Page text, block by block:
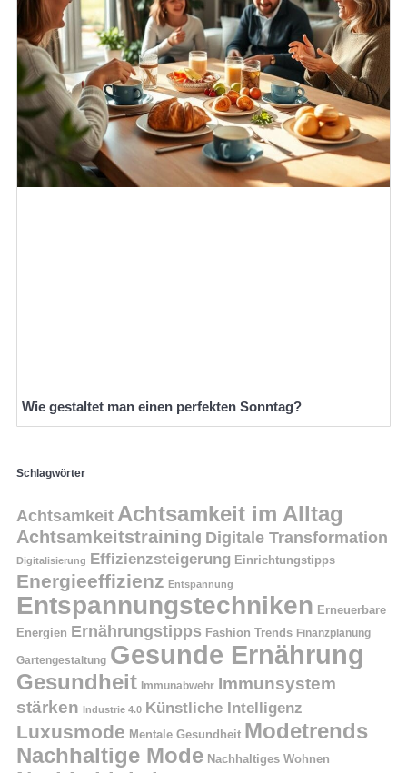
Wie gestaltet man einen perfekten Sonntag?
Schlagwörter
Achtsamkeit Achtsamkeit im Alltag
Achtsamkeitstraining Digitale Transformation
Digitalisierung Effizienzsteigerung Einrichtungstipps
Energieeffizienz Entspannung
Entspannungstechniken Erneuerbare
Energien Ernährungstipps Fashion Trends Finanzplanung
Gartengestaltung Gesunde Ernährung
Gesundheit Immunabwehr Immunsystem
stärken Industrie 4.0 Künstliche Intelligenz
Luxusmode Mentale Gesundheit Modetrends
Nachhaltige Mode Nachhaltiges Wohnen